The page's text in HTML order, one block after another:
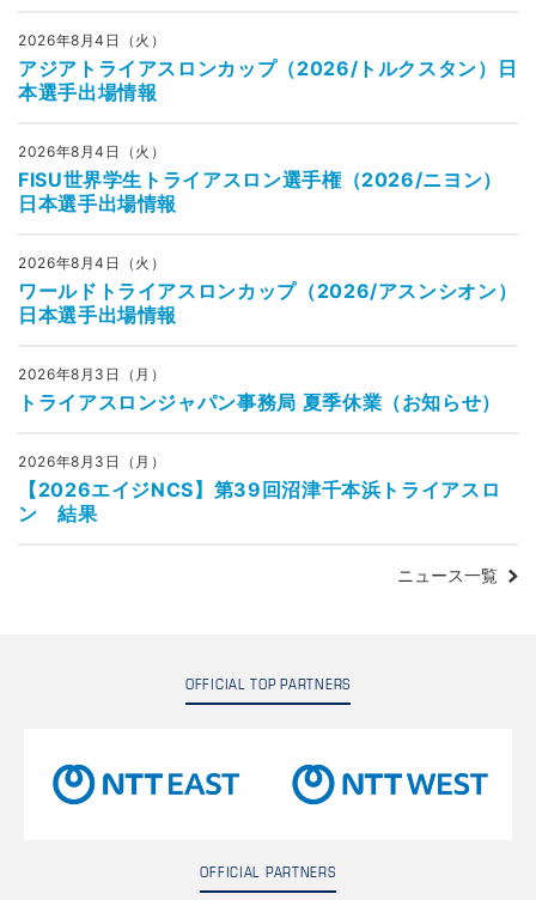
2026年8月4日（火）
アジアトライアスロンカップ（2026/トルクスタン）日
本選手出場情報
2026年8月4日（火）
FISU世界学生トライアスロン選手権（2026/ニヨン）
日本選手出場情報
2026年8月4日（火）
ワールドトライアスロンカップ（2026/アスンシオン）
日本選手出場情報
2026年8月3日（月）
トライアスロンジャパン事務局 夏季休業（お知らせ）
2026年8月3日（月）
【2026エイジNCS】第39回沼津千本浜トライアスロ
ン 結果
ニュース一覧
OFFICIAL TOP PARTNERS
OFFICIAL PARTNERS